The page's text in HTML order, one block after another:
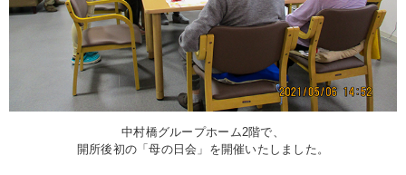
中村橋グループホーム2階で、
開所後初の「母の日会」を開催いたしました。